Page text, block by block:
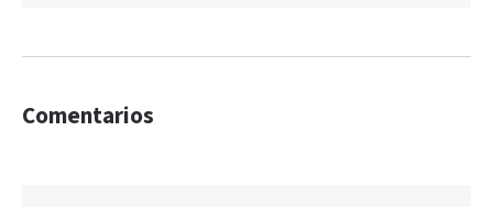
Comentarios